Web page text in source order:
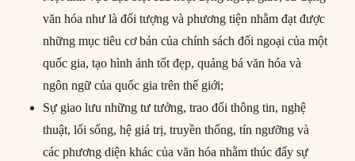
văn hóa như là đối tượng và phương tiện nhằm đạt được
những mục tiêu cơ bản của chính sách đối ngoại của một
quốc gia, tạo hình ảnh tốt đẹp, quảng bá văn hóa và
ngôn ngữ của quốc gia trên thế giới;
Sự giao lưu những tư tưởng, trao đổi thông tin, nghệ
thuật, lối sống, hệ giá trị, truyền thống, tín ngưỡng và
các phương diện khác của văn hóa nhằm thúc đẩy sự